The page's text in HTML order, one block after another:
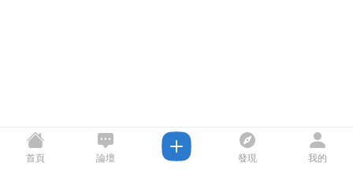
首頁 論壇 發現 我的